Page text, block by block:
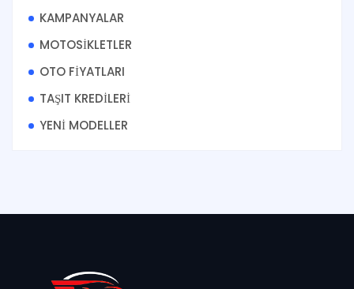
KAMPANYALAR
MOTOSİKLETLER
OTO FİYATLARI
TAŞIT KREDİLERİ
YENİ MODELLER